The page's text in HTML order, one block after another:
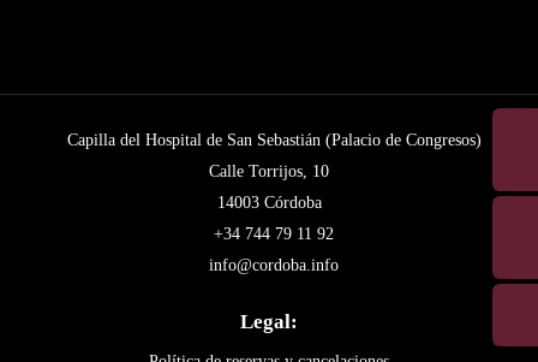
Capilla del Hospital de San Sebastián (Palacio de Congresos)
Calle Torrijos, 10
14003 Córdoba
+34 744 79 11 92
info@cordoba.info
Legal: